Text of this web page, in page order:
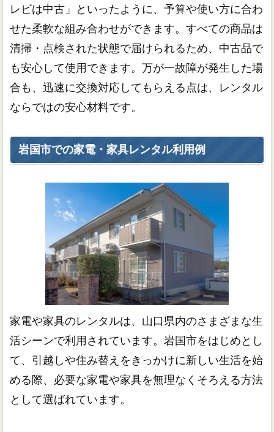
レビは中古」といったように、予算や使い方に合わ
せた柔軟な組み合わせができます。すべての商品は
清掃・点検された状態で届けられるため、中古品で
も安心して使用できます。万が一故障が発生した場
合も、迅速に交換対応してもらえる点は、レンタル
ならではの安心材料です。
岩国市での家電・家具レンタル利用例
家電や家具のレンタルは、山口県内のさまざまな生
活シーンで利用されています。岩国市をはじめとし
て、引越しや住み替えをきっかけに新しい生活を始
める際、必要な家電や家具を無理なくそろえる方法
として選ばれています。